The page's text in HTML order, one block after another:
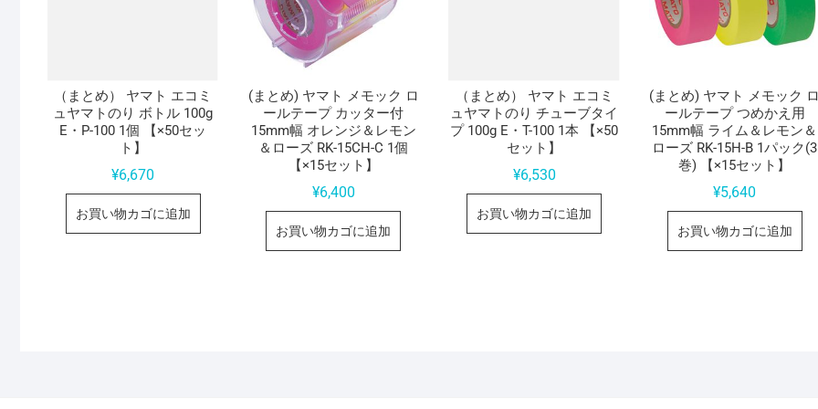
（まとめ） ヤマト エコミ
ュヤマトのり ボトル 100g
E・P-100 1個 【×50セッ
ト】
¥6,670
お買い物カゴに追加
(まとめ) ヤマト メモック ロ
ールテープ カッター付
15mm幅 オレンジ＆レモン
＆ローズ RK-15CH-C 1個
【×15セット】
¥6,400
お買い物カゴに追加
（まとめ） ヤマト エコミ
ュヤマトのり チューブタイ
プ 100g E・T-100 1本 【×50
セット】
¥6,530
お買い物カゴに追加
(まとめ) ヤマト メモック
ールテープ つめかえ用
15mm幅 ライム＆レモン＆
ローズ RK-15H-B 1パック(3
巻) 【×15セット】
¥5,640
お買い物カゴに追加